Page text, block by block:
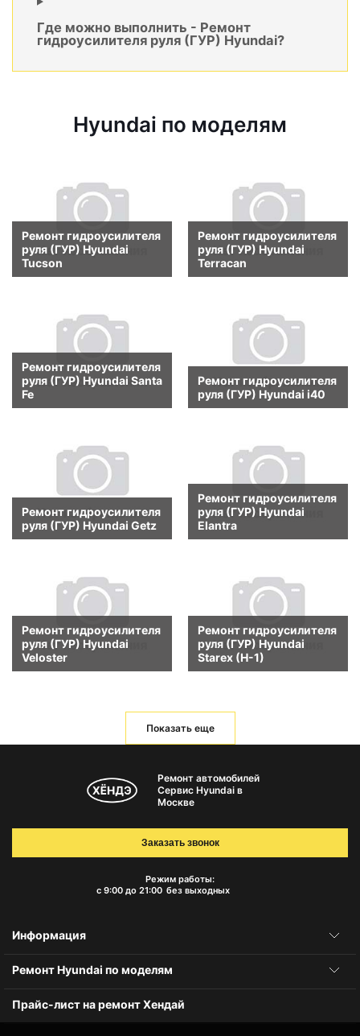
Где можно выполнить - Ремонт
гидроусилителя руля (ГУР) Hyundai?
Hyundai по моделям
Ремонт гидроусилителя
руля (ГУР) Hyundai
Tucson
Ремонт гидроусилителя
руля (ГУР) Hyundai
Terracan
Ремонт гидроусилителя
руля (ГУР) Hyundai Santa
Fe
Ремонт гидроусилителя
руля (ГУР) Hyundai i40
Ремонт гидроусилителя
руля (ГУР) Hyundai Getz
Ремонт гидроусилителя
руля (ГУР) Hyundai
Elantra
Ремонт гидроусилителя
руля (ГУР) Hyundai
Veloster
Ремонт гидроусилителя
руля (ГУР) Hyundai
Starex (H-1)
Показать еще
Ремонт автомобилей
Сервис Hyundai в
Москве
Режим работы:
с 9:00 до 21:00 без выходных
Заказать звонок
Информация
Ремонт Hyundai по моделям
Прайс-лист на ремонт Хендай